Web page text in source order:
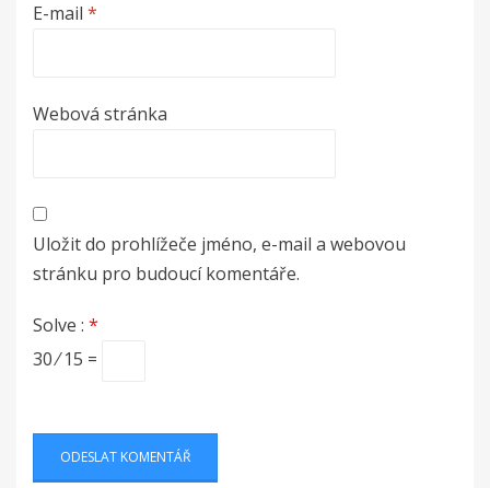
E-mail *
Webová stránka
Uložit do prohlížeče jméno, e-mail a webovou
stránku pro budoucí komentáře.
Solve : *
30 ⁄ 15 =